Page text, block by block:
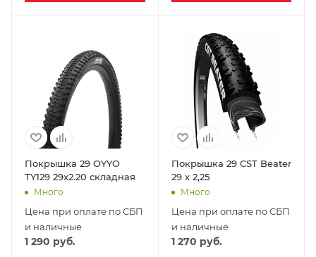
Покрышка 29 OYYO
TY129 29x2.20 складная
Много
Цена при оплате по СБП
и наличные
1 290 руб.
Покрышка 29 CST Beater
29 х 2,25
Много
Цена при оплате по СБП
и наличные
1 270 руб.